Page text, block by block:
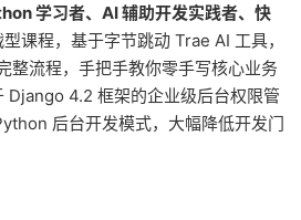
学习者、AI 辅助开发实践者、快
课程，基于字节跳动 Trae AI 工具，
整流程，手把手教你零手写核心业务
Django 4.2 框架的企业级后台权限管
后台开发模式，大幅降低开发门